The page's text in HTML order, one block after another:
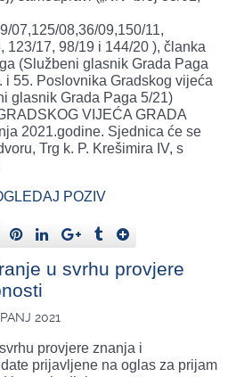
07,125/08,36/09,150/11,
123/17, 98/19 i 144/20 ), članka
(Službeni glasnik Grada Paga
i 55. Poslovnika Gradskog vijeća
glasnik Grada Paga 5/21)
VIJEĆA GRADA
2021.godine. Sjednica će se
Trg k. P. Krešimira IV, s
POZIV
u svrhu provjere
2021
provjere znanja i
prijavljene na oglas za prijam